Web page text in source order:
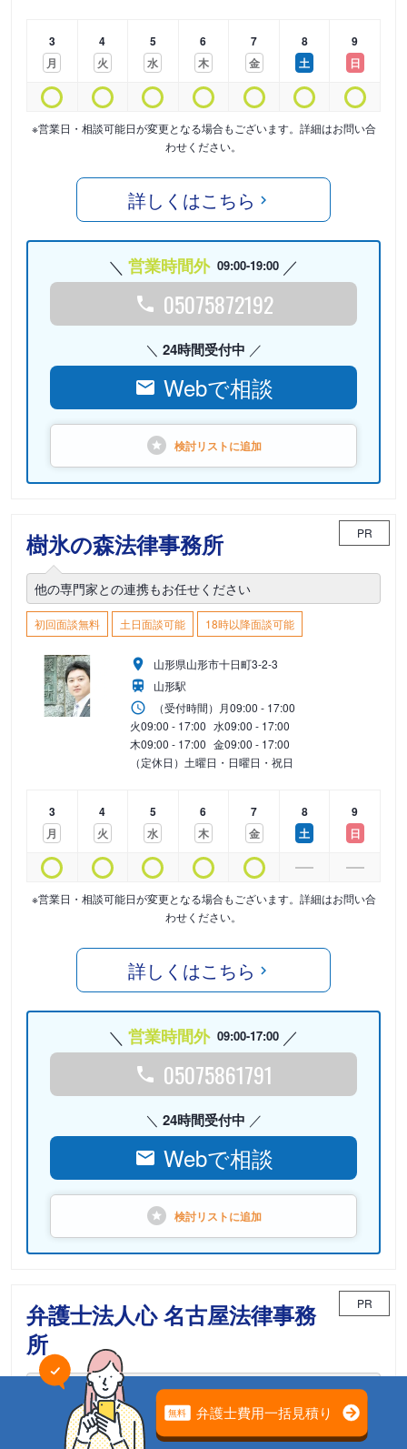
3
月
4
火
5
水
6
木
7
金
8
土
9
日
※営業日・相談可能日が変更となる場合もございます。詳細はお問い合
わせください。
詳しくはこちら
営業時間外 09:00-19:00
05075872192
24時間受付中
Webで相談
検討リストに追加
樹氷の森法律事務所 PR
他の専門家との連携もお任せください
初回面談無料 土日面談可能 18時以降面談可能
山形県山形市十日町3-2-3
山形駅
（受付時間） 月09:00 - 17:00
火09:00 - 17:00 水09:00 - 17:00
木09:00 - 17:00 金09:00 - 17:00
（定休日）土曜日・日曜日・祝日
3
月
4
火
5
水
6
木
7
金
8
土
9
日
※営業日・相談可能日が変更となる場合もございます。詳細はお問い合
わせください。
詳しくはこちら
営業時間外 09:00-17:00
05075861791
24時間受付中
Webで相談
検討リストに追加
弁護士法人心 名古屋法律事務
所
PR
相続案件のための「相続チーム」が担当
電話相談可能 初回面談無料
土日面談可能